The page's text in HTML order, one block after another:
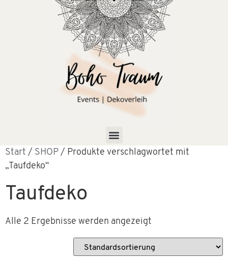
Start / SHOP / Produkte verschlagwortet mit
„Taufdeko“
Taufdeko
Alle 2 Ergebnisse werden angezeigt